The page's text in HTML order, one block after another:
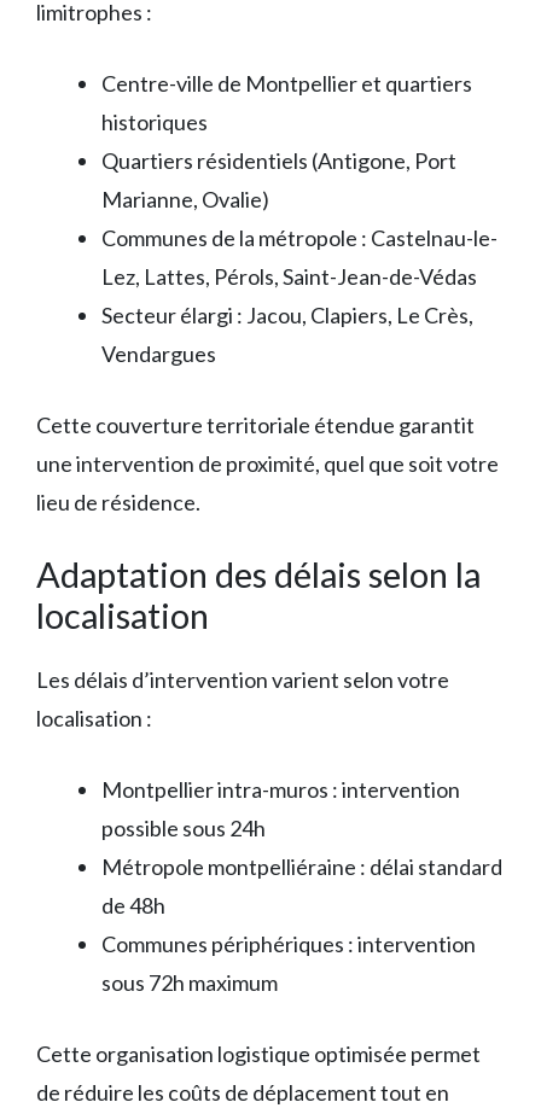
limitrophes :
Centre-ville de Montpellier et quartiers
historiques
Quartiers résidentiels (Antigone, Port
Marianne, Ovalie)
Communes de la métropole : Castelnau-le-
Lez, Lattes, Pérols, Saint-Jean-de-Védas
Secteur élargi : Jacou, Clapiers, Le Crès,
Vendargues
Cette couverture territoriale étendue garantit
une intervention de proximité, quel que soit votre
lieu de résidence.
Adaptation des délais selon la
localisation
Les délais d’intervention varient selon votre
localisation :
Montpellier intra-muros : intervention
possible sous 24h
Métropole montpelliéraine : délai standard
de 48h
Communes périphériques : intervention
sous 72h maximum
Cette organisation logistique optimisée permet
de réduire les coûts de déplacement tout en